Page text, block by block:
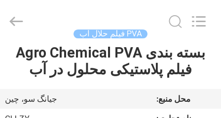
خونه
Materials
Reserved.
PVA فیلم حلال آب
بسته بندی Agro Chemical PVA
فیلم پلاستیکی محلول در آب
محل منبع:
جیانگ سو، چین